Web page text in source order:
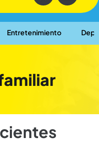
Entretenimiento